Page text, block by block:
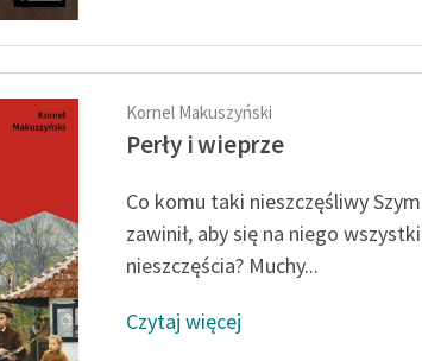
Kornel Makuszyński
Perły i wieprze
Co komu taki nieszczęśliwy
zawinił, aby się na niego
nieszczęścia? Muchy...
Czytaj więcej